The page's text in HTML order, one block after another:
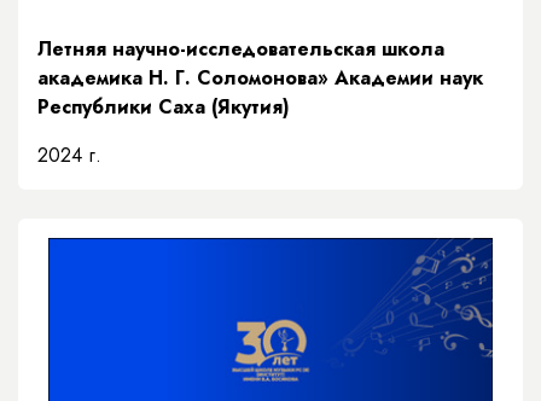
Летняя научно-исследовательская школа
академика Н. Г. Соломонова» Академии наук
Республики Саха (Якутия)
2024 г.